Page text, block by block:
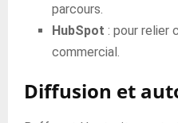
parcours.
HubSpot : pour relier
commercial.
Diffusion et